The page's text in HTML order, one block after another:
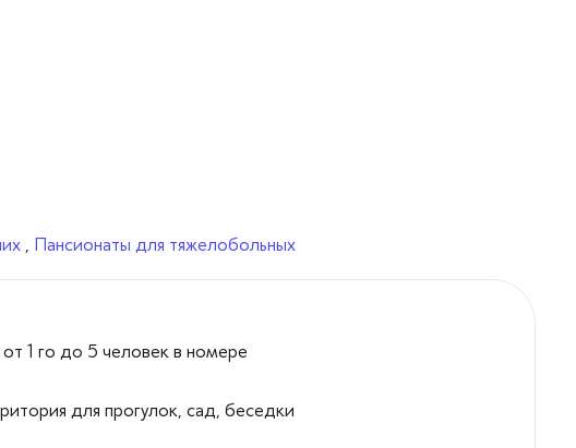
Пансионаты для тяжелобольных
1 го до 5 человек в номере
для прогулок, сад, беседки